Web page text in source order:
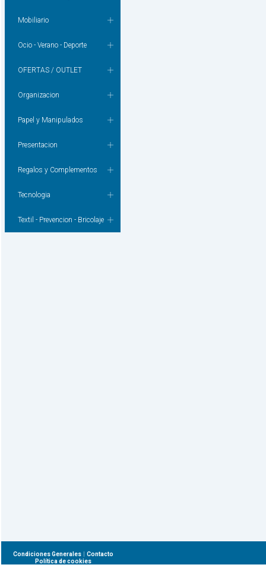
Mobiliario
Ocio - Verano - Deporte
OFERTAS / OUTLET
Organizacion
Papel y Manipulados
Presentacion
Regalos y Complementos
Tecnologia
Textil - Prevencion - Bricolaje
Condiciones Generales| Contacto
Política de cookies